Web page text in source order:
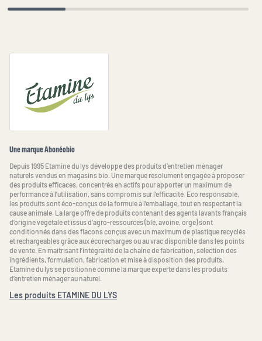
Une marque Abonéobio
Depuis 1995 Etamine du lys développe des produits d’entretien ménager
naturels vendus en magasins bio. Une marque résolument engagée à proposer
des produits efficaces, concentrés en actifs pour apporter un maximum de
performance à l’utilisation, sans compromis sur l’efficacité. Eco responsable,
les produits sont éco-conçus de la formule à l’emballage, tout en respectant la
cause animale. La large offre de produits contenant des agents lavants français
d’origine végétale et issus d’agro-ressources (blé, avoine, orge) sont
conditionnés dans des flacons conçus avec un maximum de plastique recyclés
et rechargeables grâce aux écorecharges ou au vrac disponible dans les points
de vente. En maitrisant l’intégralité de la chaîne de fabrication, sélection des
ingrédients, formulation, fabrication et mise à disposition des produits,
Etamine du lys se positionne comme la marque experte dans les produits
d’entretien ménager au naturel.
Les produits ETAMINE DU LYS